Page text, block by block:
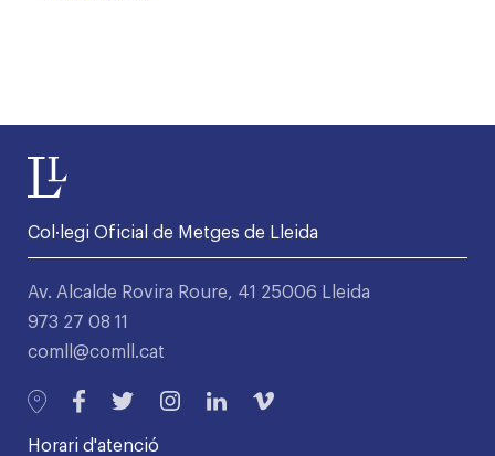
Col·legi Oficial de Metges de Lleida
Av. Alcalde Rovira Roure, 41 25006 Lleida
973 27 08 11
comll@comll.cat
Horari d'atenció